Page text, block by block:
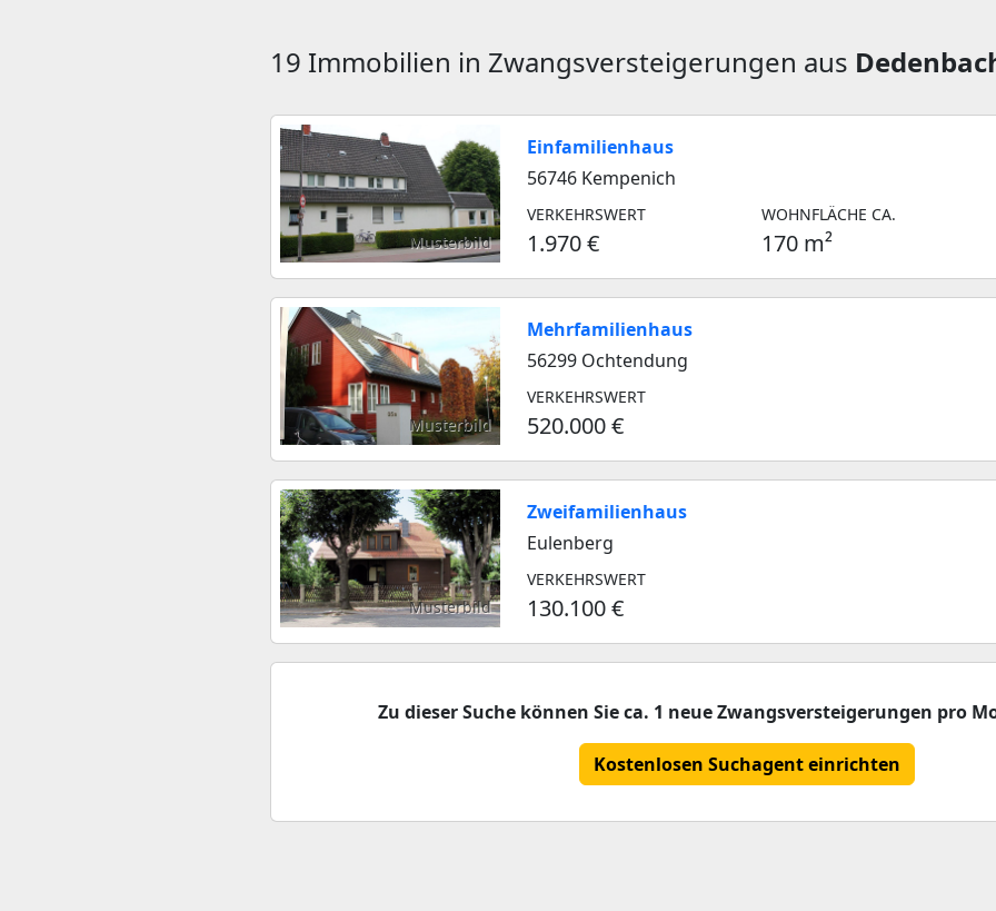
19 Immobilien in Zwangsversteigerungen aus
Musterbild
Einfamilienhaus
56746 Kempenich
VERKEHRSWERT
1.970 €
WOHNFLÄCHE CA.
170 m²
Musterbild
Mehrfamilienhaus
56299 Ochtendung
VERKEHRSWERT
520.000 €
Musterbild
Zweifamilienhaus
Eulenberg
VERKEHRSWERT
130.100 €
Zu dieser Suche können Sie ca. 1 neue Zwangsversteigerungen pro
Kostenlosen Suchagent einrichten